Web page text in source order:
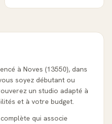
à Noves (13550), dans
soyez débutant ou
un studio adapté à
et à votre budget.
qui associe